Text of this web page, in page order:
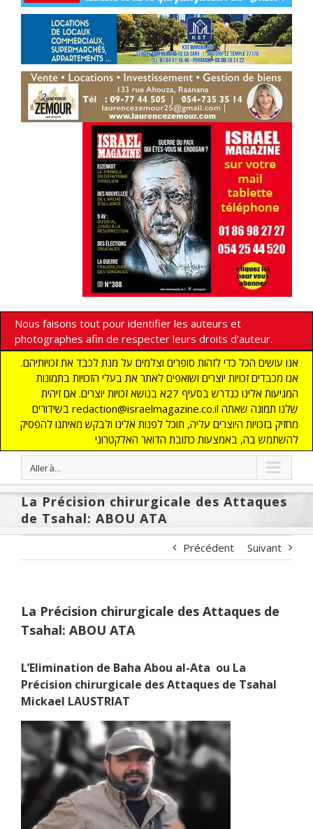
Nous faisons tout pour identifier les auteurs et
photographes afin de respecter leurs droits d'auteur.
אנו עושים הכל כדי לזהות סופרים וצלמים על מנת לכבד את זכויותיהם.
אנו מכבדים זכויות יוצרים ושואפים לאתר את בעלי הזכויות בתמונות
המגיעות אלינו כנדרש בסעיף 27א בנושא זכויות יוצרים. אם זיהית
בשידורים redaction@israelmagazine.co.il שלנו תמונה שאתה
מחזיק בזכויות היוצרים עליה, תוכל לפנות אלינו ולבקש מאיתנו להפסיק
להשתמש בה, באמצעות כתובת הדואר האלקטרוני
Aller à...
La Précision chirurgicale des Attaques
de Tsahal: ABOU ATA
Précédent Suivant
La Précision chirurgicale des Attaques de
Tsahal: ABOU ATA
L’Elimination de Baha Abou al-Ata ou La
Précision chirurgicale des Attaques de Tsahal
Mickael LAUSTRIAT